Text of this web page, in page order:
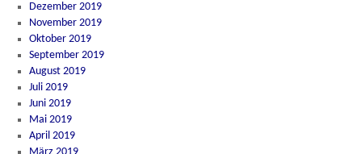
Dezember 2019
November 2019
Oktober 2019
September 2019
August 2019
Juli 2019
Juni 2019
Mai 2019
April 2019